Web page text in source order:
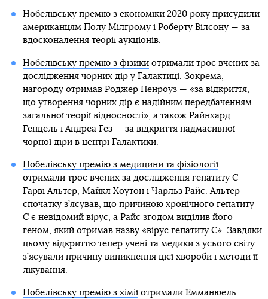
Нобелівську премію з економіки 2020 року присудили
американцям Полу Мілгрому і Роберту Вілсону — за
вдосконалення теорії аукціонів.
Нобелівську премію з фізикиотримали троє вчених за
дослідження чорних дір у Галактиці. Зокрема,
нагороду отримав Роджер Пенроуз — «за відкриття,
що утворення чорних дір є надійним передбаченням
загальної теорії відносності», а також Райнхард
Генцель і Андреа Гез — за відкриття надмасивної
чорної діри в центрі Галактики.
Нобелівську премію з медицини та фізіології
отримали троє вчених за дослідження гепатиту С —
Гарві Альтер, Майкл Хоутон і Чарльз Райс. Альтер
спочатку з’ясував, що причиною хронічного гепатиту
С є невідомий вірус, а Райс згодом виділив його
геном, який отримав назву «вірус гепатиту С». Завдяки
цьому відкриттю тепер учені та медики з усього світу
з’ясували причину виникнення цієї хвороби і методи її
лікування.
Нобелівську премію з хіміїотримали Емманюель